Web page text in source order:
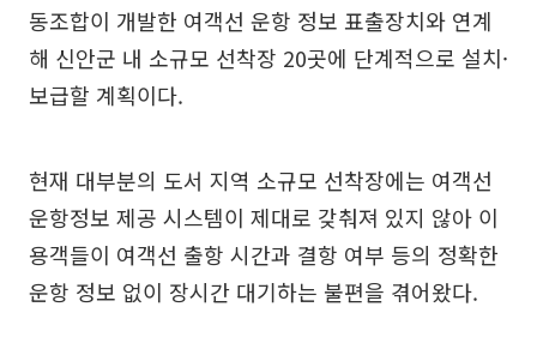
동조합이 개발한 여객선 운항 정보 표출장치와 연계
해 신안군 내 소규모 선착장 20곳에 단계적으로 설치·
보급할 계획이다.
현재 대부분의 도서 지역 소규모 선착장에는 여객선
운항정보 제공 시스템이 제대로 갖춰져 있지 않아 이
용객들이 여객선 출항 시간과 결항 여부 등의 정확한
운항 정보 없이 장시간 대기하는 불편을 겪어왔다.